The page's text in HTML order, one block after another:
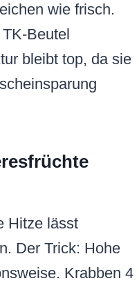
wie frisch.
Beutel
bleibt top, da sie
Hitze lässt
Der Trick: Hohe
Krabben 4